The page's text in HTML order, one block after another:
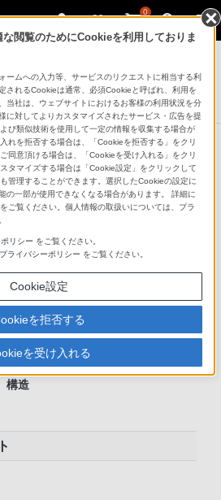
0
ックスピーカー
他の商品と比較する
構造
閲覧のためにCookieを利用しておりま
ームへの入力等、サービスのリクエストに相当する利
されるCookieは通常、必須Cookieと呼ばれ、利用を
当社は、ウェブサイトにおけるお客様の利用状況を分
に対してよりカスタマイズされたサービス・広告を提
び類似技術を使用して一定の情報を収集する場合が
れを拒否する場合は、「Cookieを拒否する」をクリ
同意頂ける場合は、「Cookieを受け入れる」をクリ
タマイズする場合は「Cookie設定」をクリックして
管理することができます。選択したCookieの設定に
の一部が使用できなくなる場合があります。 詳細に
ご覧ください。個人情報の取扱いについては、プラ
リシー をご覧ください。
プライバシーポリシー をご覧ください。
Cookie設定
を拒否する
を受け入れる